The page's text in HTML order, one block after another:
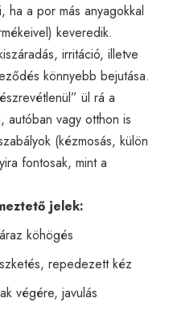
ha a por más anyagokkal
keveredik.
irritáció, illetve
könnyebb bejutása.
ül rá a
autóban vagy otthon is
(kézmosás, külön
fontosak, mint a
jelek:
köhögés
repedezett kéz
végére, javulás